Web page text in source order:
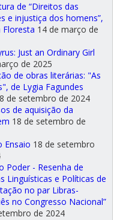
de “Direitos das
e injustiça dos homens”,
Floresta 14 de março de
Just an Ordinary Girl
de 2025
de obras literárias: "As
de Lygia Fagundes
de setembro de 2024
de aquisição da
18 de setembro de
Ensaio 18 de setembro
Poder - Resenha de
Linguísticas e Políticas de
no par Libras-
no Congresso Nacional”
de 2024